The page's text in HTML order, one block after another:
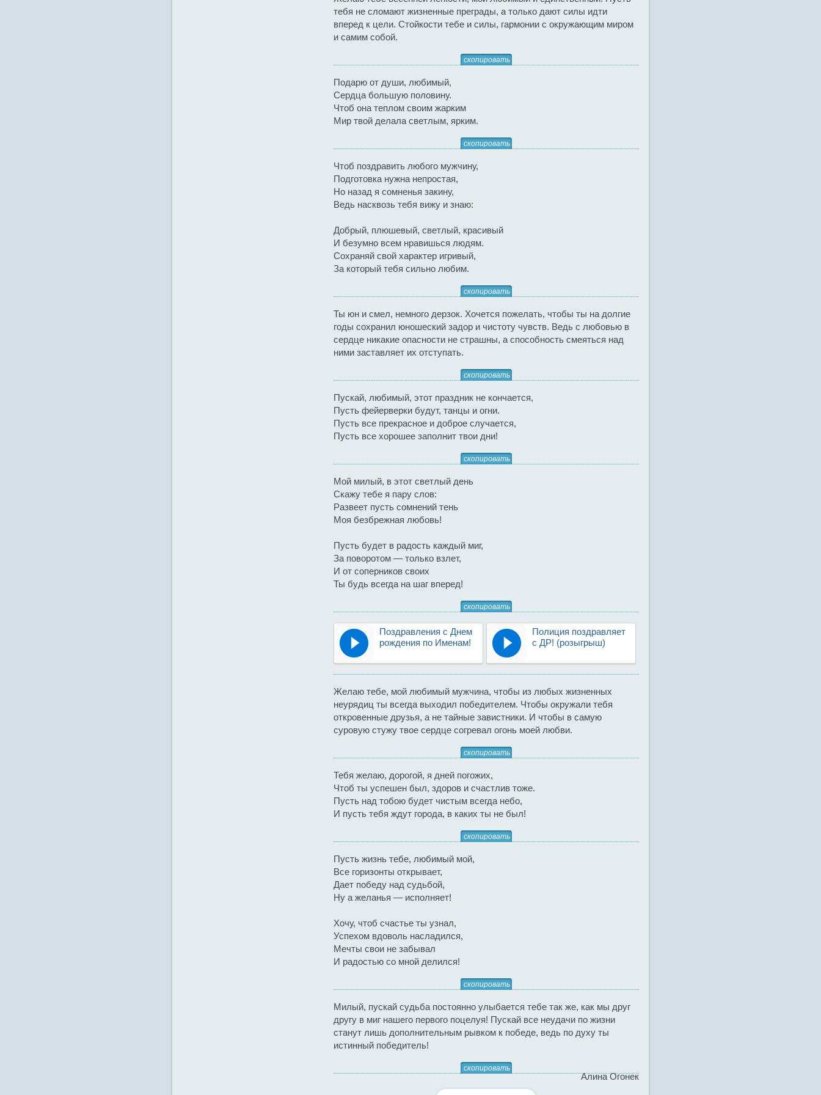
тебя не сломают жизненные преграды, а только дают силы идти
вперед к цели. Стойкости тебе и силы, гармонии с окружающим миром
и самим собой.
скопировать
Подарю от души, любимый,
Сердца большую половину.
Чтоб она теплом своим жарким
Мир твой делала светлым, ярким.
скопировать
Чтоб поздравить любого мужчину,
Подготовка нужна непростая,
Но назад я сомненья закину,
Ведь насквозь тебя вижу и знаю:
Добрый, плюшевый, светлый, красивый
И безумно всем нравишься людям.
Сохраняй свой характер игривый,
За который тебя сильно любим.
скопировать
Ты юн и смел, немного дерзок. Хочется пожелать, чтобы ты на долгие
годы сохранил юношеский задор и чистоту чувств. Ведь с любовью в
сердце никакие опасности не страшны, а способность смеяться над
ними заставляет их отступать.
скопировать
Пускай, любимый, этот праздник не кончается,
Пусть фейерверки будут, танцы и огни.
Пусть все прекрасное и доброе случается,
Пусть все хорошее заполнит твои дни!
скопировать
Мой милый, в этот светлый день
Скажу тебе я пару слов:
Развеет пусть сомнений тень
Моя безбрежная любовь!
Пусть будет в радость каждый миг,
За поворотом — только взлет,
И от соперников своих
Ты будь всегда на шаг вперед!
скопировать
Поздравления с Днем
рождения по Именам!
Полиция поздравляет
с ДР! (розыгрыш)
Желаю тебе, мой любимый мужчина, чтобы из любых жизненных
неурядиц ты всегда выходил победителем. Чтобы окружали тебя
откровенные друзья, а не тайные завистники. И чтобы в самую
суровую стужу твое сердце согревал огонь моей любви.
скопировать
Тебя желаю, дорогой, я дней погожих,
Чтоб ты успешен был, здоров и счастлив тоже.
Пусть над тобою будет чистым всегда небо,
И пусть тебя ждут города, в каких ты не был!
скопировать
Пусть жизнь тебе, любимый мой,
Все горизонты открывает,
Дает победу над судьбой,
Ну а желанья — исполняет!
Хочу, чтоб счастье ты узнал,
Успехом вдоволь насладился,
Мечты свои не забывал
И радостью со мной делился!
скопировать
Милый, пускай судьба постоянно улыбается тебе так же, как мы друг
другу в миг нашего первого поцелуя! Пускай все неудачи по жизни
станут лишь дополнительным рывком к победе, ведь по духу ты
истинный победитель!
скопировать
Алина Огонек